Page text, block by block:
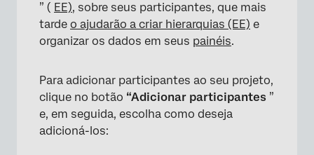
” ( EE), sobre seus participantes, que mais
tarde o ajudarão a criar hierarquias (EE) e
organizar os dados em seus painéis.
Para adicionar participantes ao seu projeto,
clique no botão “Adicionar participantes ”
e, em seguida, escolha como deseja
adicioná-los: